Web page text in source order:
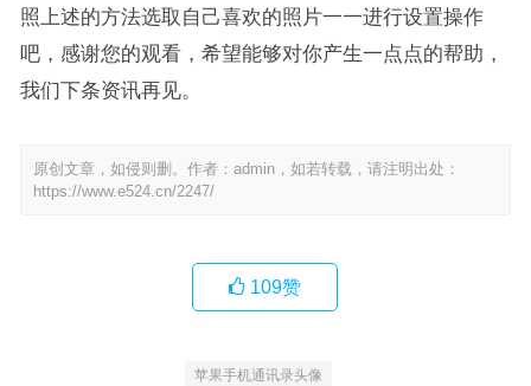
照上述的方法选取自己喜欢的照片一一进行设置操作
吧，感谢您的观看，希望能够对你产生一点点的帮助，
我们下条资讯再见。
原创文章，如侵则删。作者：admin，如若转载，请注明出处：
https://www.e524.cn/2247/
109赞
苹果手机通讯录头像